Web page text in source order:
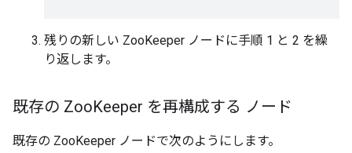
残りの新しい ZooKeeper ノードに手順 1 と 2 を繰
り返します。
既存の ZooKeeper を再構成する ノード
既存の ZooKeeper ノードで次のようにします。